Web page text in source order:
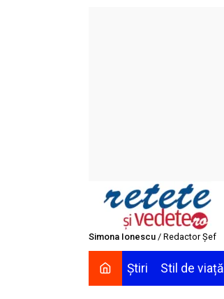
Simona Ionescu / Redactor Șef
Știri Stil de viață